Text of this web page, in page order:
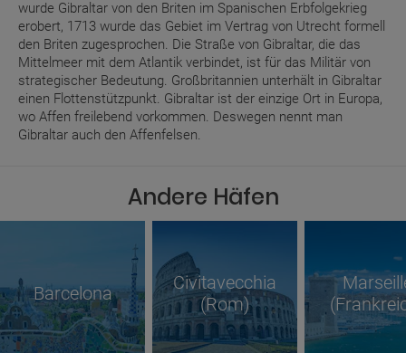
wurde Gibraltar von den Briten im Spanischen Erbfolgekrieg
erobert, 1713 wurde das Gebiet im Vertrag von Utrecht formell
den Briten zugesprochen. Die Straße von Gibraltar, die das
Mittelmeer mit dem Atlantik verbindet, ist für das Militär von
strategischer Bedeutung. Großbritannien unterhält in Gibraltar
einen Flottenstützpunkt. Gibraltar ist der einzige Ort in Europa,
wo Affen freilebend vorkommen. Deswegen nennt man
Gibraltar auch den Affenfelsen.
Andere Häfen
Barcelona
Civitavecchia
(Rom)